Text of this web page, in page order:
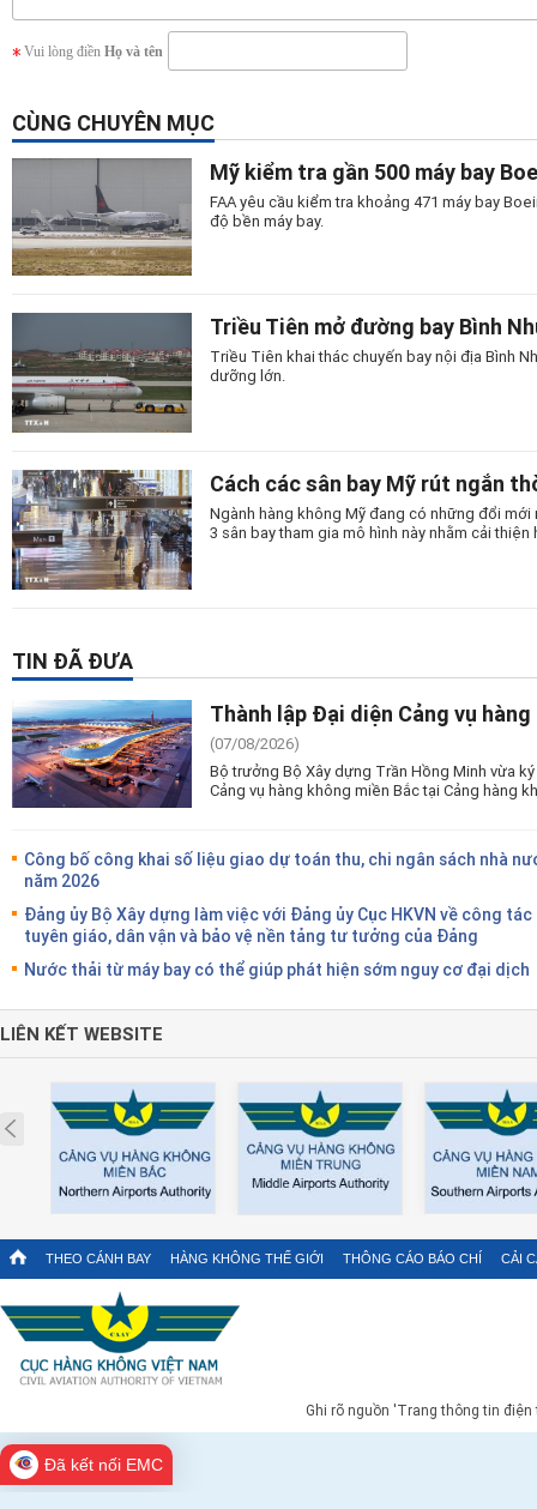
Vui lòng điền Họ và tên
CÙNG CHUYÊN MỤC
Mỹ kiểm tra gần 500 máy bay
FAA yêu cầu kiểm tra khoảng 471 máy bay
độ bền máy bay.
Triều Tiên mở đường bay Bình
Triều Tiên khai thác chuyến bay nội địa Bình
dưỡng lớn.
Cách các sân bay Mỹ rút ngắn
Ngành hàng không Mỹ đang có những đổi
3 sân bay tham gia mô hình này nhằm cải thiện
TIN ĐÃ ĐƯA
Thành lập Đại diện Cảng vụ
(07/08/2026)
Bộ trưởng Bộ Xây dựng Trần Hồng Minh vừa
Cảng vụ hàng không miền Bắc tại Cảng hàng
Công bố công khai số liệu giao dự toán thu, chi ngân sách nhà
năm 2026
Đảng ủy Bộ Xây dựng làm việc với Đảng ủy Cục HKVN về công tác
tuyên giáo, dân vận và bảo vệ nền tảng tư tưởng của Đảng
Nước thải từ máy bay có thể giúp phát hiện sớm nguy cơ đại dịch
LIÊN KẾT WEBSITE
Prev
THEO CÁNH BAY HÀNG KHÔNG THẾ GIỚI THÔNG CÁO BÁO CHÍ CẢI
Ghi rõ nguồn 'Trang thông tin
Đã kết nối EMC